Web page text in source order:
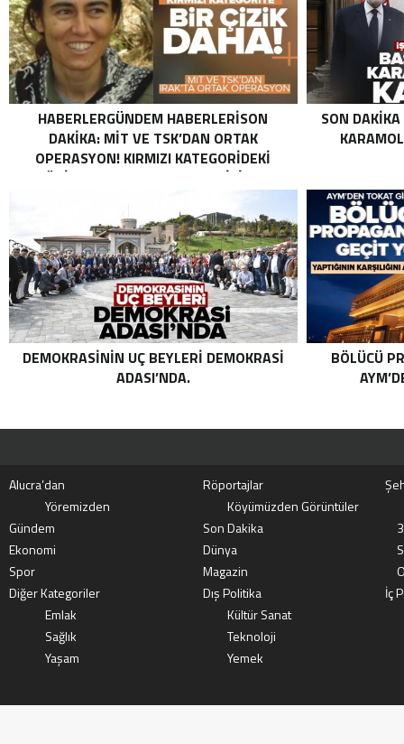
HABERLERGÜNDEM HABERLERISON
DAKIKA: MİT VE TSK’DAN ORTAK
OPERASYON! KIRMIZI KATEGORIDEKI
TERÖRIST NAZLI TAŞPINAR ETKISIZ HALE
ORTAK OPERASYON! KIRMIZI
KATEGORIDEKI TERÖRIST NAZLI
TAŞPINAR ETKISIZ HALE GETIRILDI .
SON
DEMOKRASININ UÇ BEYLERI DEMOKRASI
ADASI’NDA.
BÖLÜCÜ
Alucra’dan Röportajlar
Yöremizden
Köyümüzden Görüntüler
Gündem
Son Dakika
Ekonomi
Dünya
Spor
Magazin
Diğer Kategoriler
Dış Politika
İç
Emlak
Kültür Sanat
Sağlık
Teknoloji
Yaşam
Yemek